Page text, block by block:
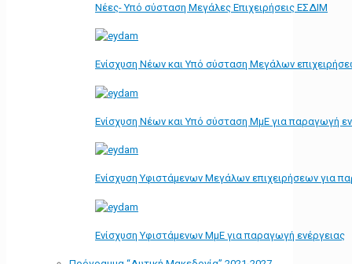
Νέες- Υπό σύσταση Μεγάλες Επιχειρήσεις ΕΣΔΙΜ
Ενίσχυση Νέων και Υπό σύσταση Μεγάλων
Ενίσχυση Νέων και Υπό σύσταση ΜμΕ για παραγωγή
Ενίσχυση Υφιστάμενων Μεγάλων επιχειρήσεων για
Ενίσχυση Υφιστάμενων ΜμΕ για παραγωγή ενέργειας